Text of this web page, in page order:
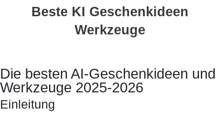
Beste KI Geschenkideen
Werkzeuge
Die besten AI-Geschenkideen und
Werkzeuge 2025-2026
Einleitung